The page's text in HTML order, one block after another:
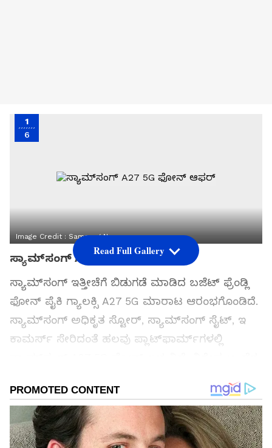
1
6
Image Credit : Samsung Newsroom
ಸ್ಯಾಮ್‌ಸಂಗ್ A27 5G ಫೋನ್ ಆಫರ್
ಸ್ಯಾಮ್‌ಸಂಗ್ ಇತ್ತೀಚೆಗೆ ಬಿಡುಗಡೆ ಮಾಡಿದ ಬಜೆಟ್ ಫ್ರೆಂಡ್ಲಿ
ಫೋನ್ ಪೈಕಿ ಗ್ಯಾಲಕ್ಸಿ A27 5G ಮಾರಾಟ ಆರಂಭಗೊಂಡಿದೆ.
ಸ್ಯಾಮ್‌ಸಂಗ್ ಅಧಿಕೃತ ಸ್ಟೋರ್, ಸ್ಯಾಮ್‌ಸಂಗ್ ಸೈಟ್, ಇ
ಕಾಮರ್ಸ್ ಸೇರಿದಂತೆ ಹಲವು ಪ್ಲಾಟ್‌ಫಾರ್ಮ್‌ಗಳಲ್ಲಿ
ಆಫರ್ ಮೂಲಕ ಲಭ್ಯವಿದೆ.
ಸಮಗ್ರ ಸುದ್ದಿ ಮೂಲವನ್ನಾಗಿ asianet suvarna news ಅನ್ನು
ಆಯ್ಕೆ ಮಾಡಿಕೊಳ್ಳಿ
Read Full Gallery